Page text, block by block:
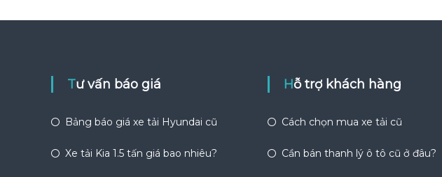
hướng
viếtTư vấn báo giá
Bảng báo giá xe tải Hyundai cũ
Xe tải Kia 1.5 tấn giá bao nhiêu?
Hỗ trợ khách hàng
Cách chọn mua xe tải cũ
Cần bán thanh lý ô tô cũ ở đâu?